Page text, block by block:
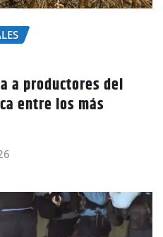
a productores del
entre los más